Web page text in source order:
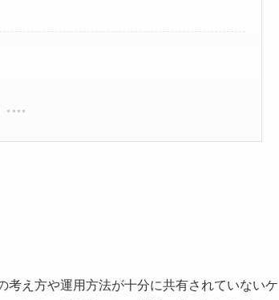
考え方や運用方法が十分に共有されていないケ